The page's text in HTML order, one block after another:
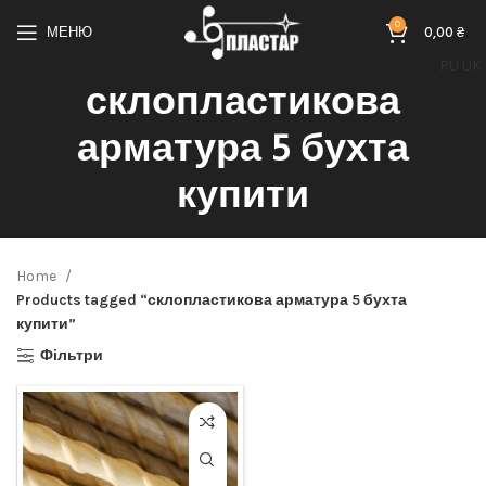
МЕНЮ 0 0,00₴
склопластикова
арматура 5 бухта
купити
Home
Products tagged “склопластикова арматура 5 бухта
купити”
Фільтри